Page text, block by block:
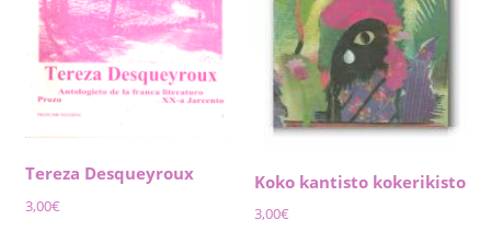
Tereza Desqueyroux
3,00€
Koko kantisto kokerikisto
3,00€